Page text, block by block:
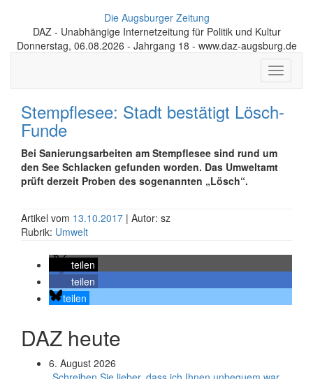
Die Augsburger Zeitung
DAZ - Unabhängige Internetzeitung für Politik und Kultur
Donnerstag, 06.08.2026 - Jahrgang 18 - www.daz-augsburg.de
Toggle
Stempflesee: Stadt bestätigt Lösch-
Funde
Bei Sanierungsarbeiten am Stempflesee sind rund um
den See Schlacken gefunden worden. Das Umweltamt
prüft derzeit Proben des sogenannten „Lösch“.
Artikel vom 13.10.2017 | Autor: sz
Rubrik: Umwelt
teilen
teilen
teilen
DAZ heute
6. August 2026